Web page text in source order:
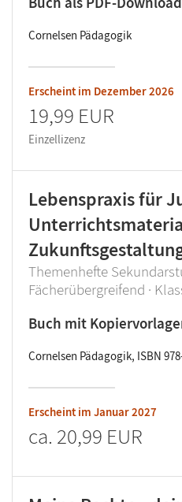
Cornelsen Pädagogik
Erscheint im Dezember 2026
19,99 EUR
Einzellizenz
Lebenspraxis für
Themenhefte
Fächerübergreifend ·
Buch mit
Cornelsen Pädagogik, ISBN
Erscheint im Januar 2027
ca. 20,99 EUR